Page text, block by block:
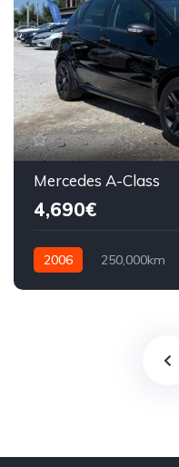
Mercedes A-Class
4,690€
2006 250,000km